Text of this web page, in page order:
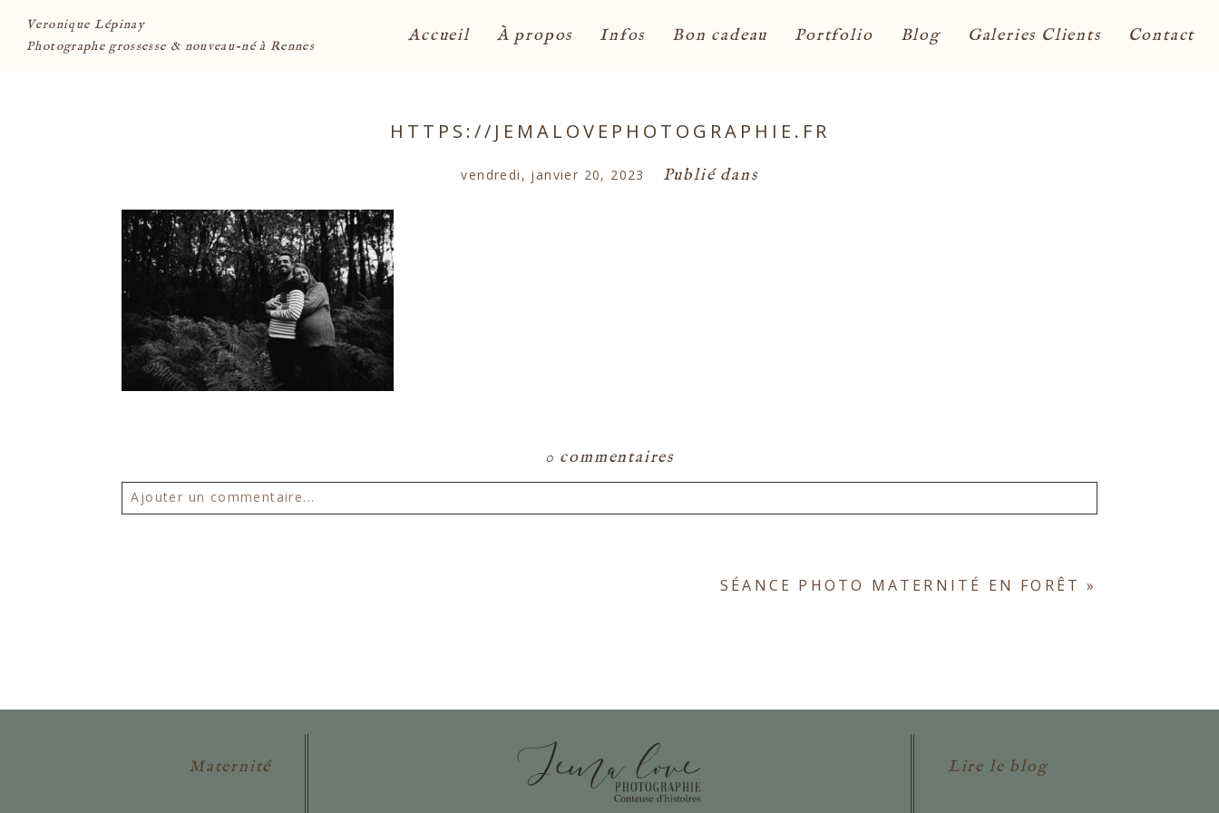
Veronique Lépinay
Photographe grossesse & nouveau-né à Rennes
Accueil À propos Infos Bon cadeau Portfolio Blog Galeries Clients Contact
HTTPS://JEMALOVEPHOTOGRAPHIE.FR
vendredi, janvier 20, 2023 Publié dans
0 commentaires
Ajouter un commentaire...
SÉANCE PHOTO MATERNITÉ EN FORÊT »
Maternité Lire le blog